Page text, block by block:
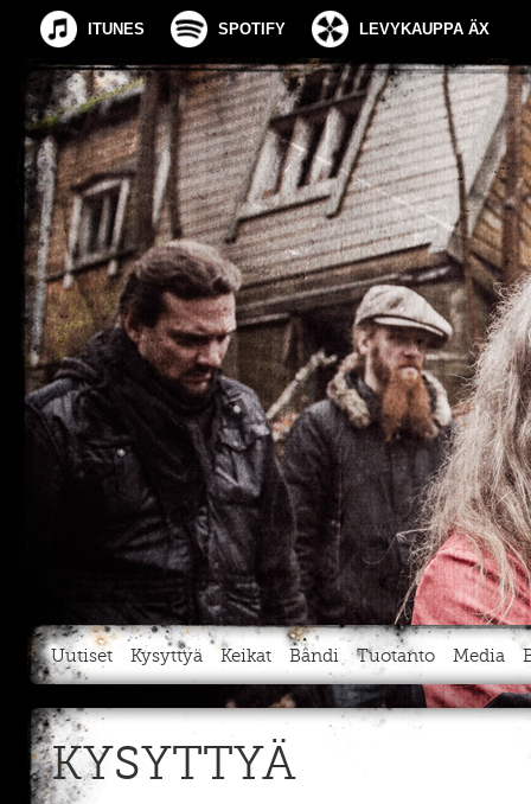
ITUNES SPOTIFY LEVYKAUPPA ÄX
Uutiset Kysyttyä Keikat Bändi Tuotanto Media
KYSYTTYÄ